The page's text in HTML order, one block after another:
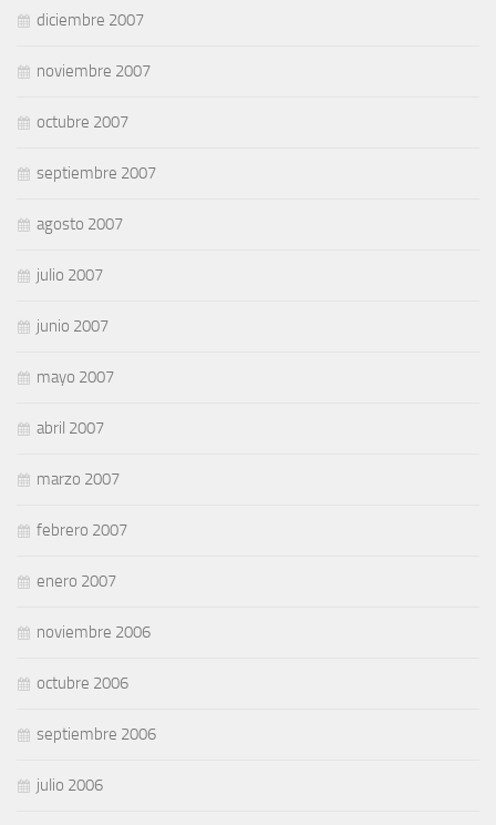
diciembre 2007
noviembre 2007
octubre 2007
septiembre 2007
agosto 2007
julio 2007
junio 2007
mayo 2007
abril 2007
marzo 2007
febrero 2007
enero 2007
noviembre 2006
octubre 2006
septiembre 2006
julio 2006